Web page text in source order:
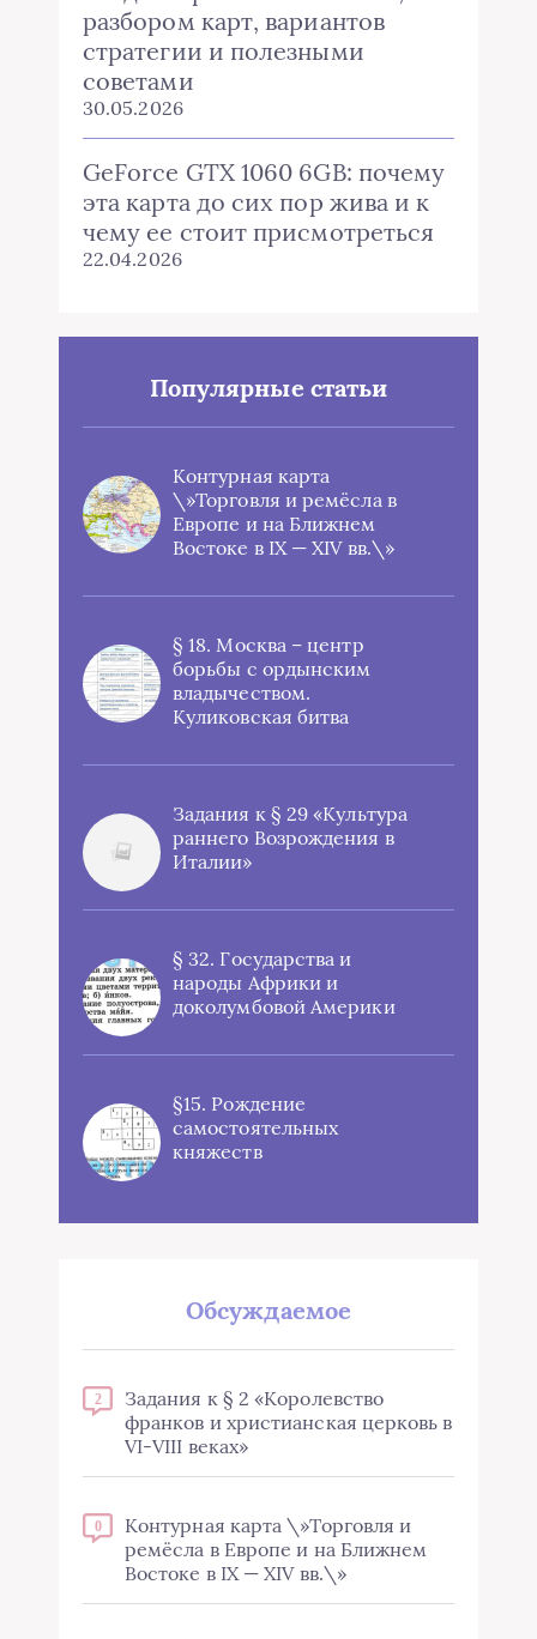
разбором карт, вариантов
стратегии и полезными
советами
30.05.2026
GeForce GTX 1060 6GB: почему
эта карта до сих пор жива и к
чему ее стоит присмотреться
22.04.2026
Популярные статьи
Контурная карта
\»Торговля и ремёсла в
Европе и на Ближнем
Востоке в IX — XIV вв.\»
§ 18. Москва – центр
борьбы с ордынским
владычеством.
Куликовская битва
Задания к § 29 «Культура
раннего Возрождения в
Италии»
§ 32. Государства и
народы Африки и
доколумбовой Америки
§15. Рождение
самостоятельных
княжеств
Обсуждаемое
2
Задания к § 2 «Королевство
франков и христианская церковь в
VI-VIII веках»
0
Контурная карта \»Торговля и
ремёсла в Европе и на Ближнем
Востоке в IX — XIV вв.\»